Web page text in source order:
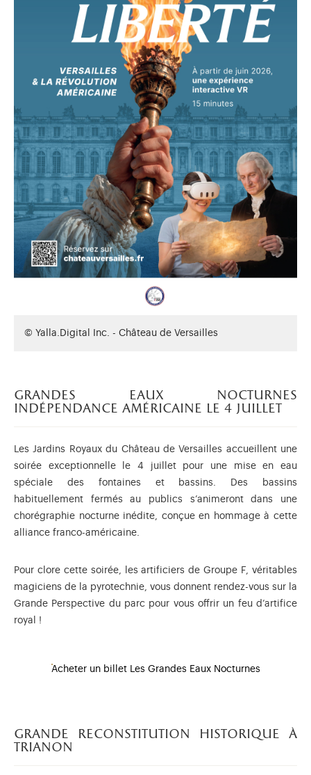
© Yalla.Digital Inc. - Château de Versailles
grandes eaux nocturnes
indépendance américaine le 4 juillet
Les Jardins Royaux du Château de Versailles accueillent une
soirée exceptionnelle le 4 juillet pour une mise en eau
spéciale des fontaines et bassins. Des bassins
habituellement fermés au publics s’animeront dans une
chorégraphie nocturne inédite, conçue en hommage à cette
alliance franco-américaine.
Pour clore cette soirée, les artificiers de Groupe F, véritables
magiciens de la pyrotechnie, vous donnent rendez-vous sur la
Grande Perspective du parc pour vous offrir un feu d’artifice
royal !
Acheter un billet Les Grandes Eaux Nocturnes
grande reconstitution historique à
trianon